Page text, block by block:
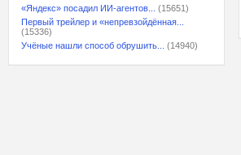
«Яндекс» посадил ИИ-агентов...
(15651)
Первый трейлер и «непревзойдённая...
(15336)
Учёные нашли способ обрушить...
(14940)